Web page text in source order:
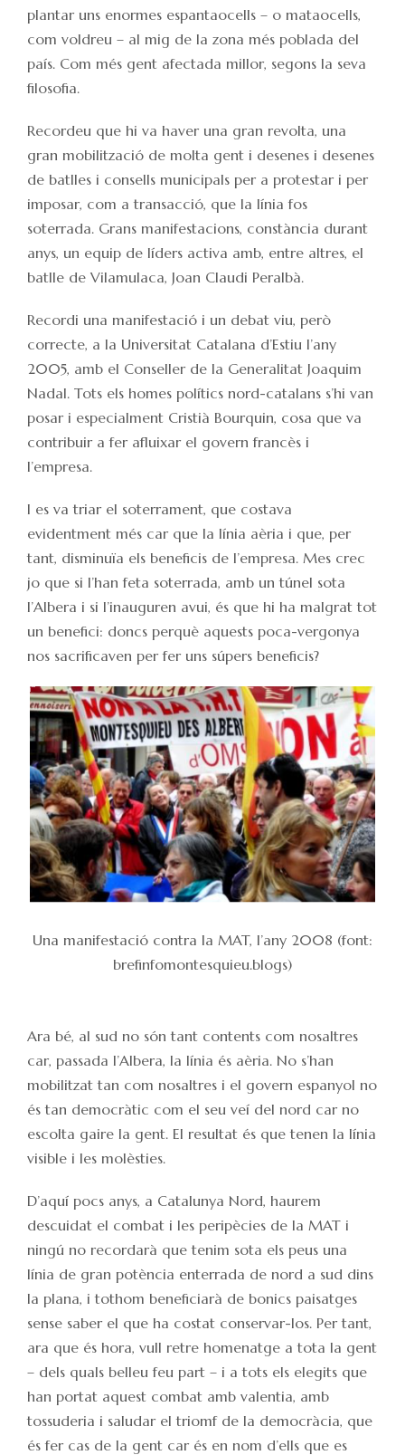
plantar uns enormes espantaocells – o mataocells,
com voldreu – al mig de la zona més poblada del
país. Com més gent afectada millor, segons la seva
filosofia.
Recordeu que hi va haver una gran revolta, una
gran mobilització de molta gent i desenes i desenes
de batlles i consells municipals per a protestar i per
imposar, com a transacció, que la línia fos
soterrada. Grans manifestacions, constància durant
anys, un equip de líders activa amb, entre altres, el
batlle de Vilamulaca, Joan Claudi Peralbà.
Recordi una manifestació i un debat viu, però
correcte, a la Universitat Catalana d’Estiu l’any
2005, amb el Conseller de la Generalitat Joaquim
Nadal. Tots els homes polítics nord-catalans s’hi van
posar i especialment Cristià Bourquin, cosa que va
contribuir a fer afluixar el govern francès i
l’empresa.
I es va triar el soterrament, que costava
evidentment més car que la línia aèria i que, per
tant, disminuïa els beneficis de l’empresa. Mes crec
jo que si l’han feta soterrada, amb un túnel sota
l’Albera i si l’inauguren avui, és que hi ha malgrat tot
un benefici: doncs perquè aquests poca-vergonya
nos sacrificaven per fer uns súpers beneficis?
Una manifestació contra la MAT, l’any 2008 (font:
brefinfomontesquieu.blogs)
Ara bé, al sud no són tant contents com nosaltres
car, passada l’Albera, la línia és aèria. No s’han
mobilitzat tan com nosaltres i el govern espanyol no
és tan democràtic com el seu veí del nord car no
escolta gaire la gent. El resultat és que tenen la línia
visible i les molèsties.
D’aquí pocs anys, a Catalunya Nord, haurem
descuidat el combat i les peripècies de la MAT i
ningú no recordarà que tenim sota els peus una
línia de gran potència enterrada de nord a sud dins
la plana, i tothom beneficiarà de bonics paisatges
sense saber el que ha costat conservar-los. Per tant,
ara que és hora, vull retre homenatge a tota la gent
– dels quals belleu feu part – i a tots els elegits que
han portat aquest combat amb valentia, amb
tossuderia i saludar el triomf de la democràcia, que
és fer cas de la gent car és en nom d’ells que es